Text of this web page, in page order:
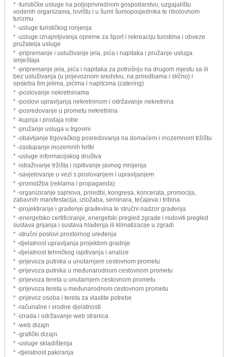
* -turističke usluge na poljoprivrednom gospodarstvu, uzgajalištu
vodenih organizama, lovištu i u šumi šumoposjednika te ribolovnom
turizmu
* -usluge turističkog ronjenja
* -usluge iznajmljivanja opreme za šport i rekreaciju turistima i obveze
pružatelja usluge
* -pripremanje i usluživanje jela, pića i napitaka i pružanje usluga
smještaja
* -pripremanje jela, pića i napitaka za potrošnju na drugom mjestu sa ili
bez usluživanja (u prijevoznom sredstvu, na priredbama i slično) i
opskrba tim jelima, pićima i napitcima (catering)
* -poslovanje nekretninama
* -poslovi upravljanja nekretninom i održavanje nekretnina
* -posredovanje u prometu nekretnina
* -kupnja i prodaja robe
* -pružanje usluga u trgovini
* -obavljanje trgovačkog posredovanja na domaćem i inozemnom tržištu
* -zastupanje inozemnih tvrtki
* -usluge informacijskog društva
* -istraživanje tržišta i ispitivanje javnog mnijenja
* -savjetovanje u vezi s poslovanjem i upravljanjem
* -promidžba (reklama i propaganda)
* -organiziranje sajmova, priredbi, kongresa, koncerata, promocija,
zabavnih manifestacija, izložaba, seminara, tečajeva i tribina
* -projektiranje i građenje građevina te stručni nadzor građenja
* -energetsko certificiranje, energetski pregled zgrade i redoviti pregled
sustava grijanja i sustava hlađenja ili klimatizacije u zgradi
* -stručni poslovi prostornog uređenja
* -djelatnost upravljanja projektom gradnje
* -djelatnost tehničkog ispitivanja i analize
* -prijevoza putnika u unutarnjem cestovnom prometu
* -prijevoza putnika u međunarodnom cestovnom prometu
* -prijevoza tereta u unutarnjem cestovnom prometu
* -prijevoza tereta u međunarodnom cestovnom prometu
* -prijevoz osoba i tereta za vlastite potrebe
* -računalne i srodne djelatnosti
* -izrada i održavanje web stranica
* -web dizajn
* -grafički dizajn
* -usluge skladištenja
* -djelatnost pakiranja